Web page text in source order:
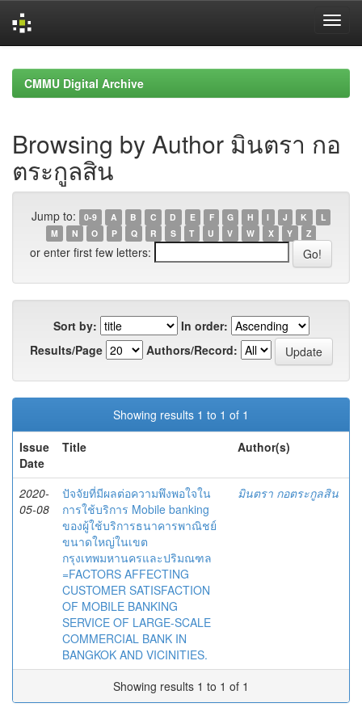
navigationCMMU Digital Archive
Browsing by Author มินตรา กอ
ตระกูลสิน
Jump to: 0-9 A B C D E F G H I J K
L
M
N O P Q R S T U V W X Y Z
or enter first few letters:
Sort by:
In order:
Results/Page
Authors/Record:
Showing results 1 to 1 of 1
Issue
Date
Title Author(s)
2020-
05-08
ปัจจัยที่มีผลต่อความพึงพอใจใน
การใช้บริการ Mobile banking
ของผู้ใช้บริการธนาคารพาณิชย์
ขนาดใหญ่ในเขต
กรุงเทพมหานครและปริมณฑล
=FACTORS AFFECTING
CUSTOMER SATISFACTION
OF MOBILE BANKING
SERVICE OF LARGE-SCALE
COMMERCIAL BANK IN
BANGKOK AND VICINITIES.
มินตรา กอตระกูลสิน
Showing results 1 to 1 of 1